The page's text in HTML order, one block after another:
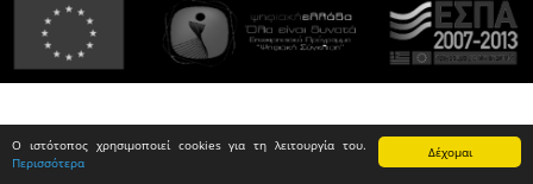
Δέχομαι
Ο ιστότοπος χρησιμοποιεί cookies για τη λειτουργία του.
Περισσότερα